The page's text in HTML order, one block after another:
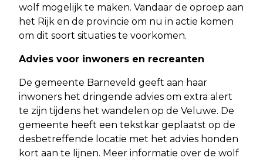
wolf mogelijk te maken. Vandaar de oproep aan
het Rijk en de provincie om nu in actie komen
om dit soort situaties te voorkomen.
Advies voor inwoners en recreanten
De gemeente Barneveld geeft aan haar
inwoners het dringende advies om extra alert
te zijn tijdens het wandelen op de Veluwe. De
gemeente heeft een tekstkar geplaatst op de
desbetreffende locatie met het advies honden
kort aan te lijnen. Meer informatie over de wolf